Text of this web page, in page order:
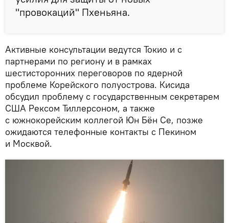
"провокаций" Пхеньяна.
Активные консультации ведутся Токио и с
партнерами по региону и в рамках
шестисторонних переговоров по ядерной
проблеме Корейского полуострова. Кисида
обсудил проблему с государственным секретарем
США Рексом Тиллерсоном, а также
с южнокорейским коллегой Юн Бён Се, позже
ожидаются телефонные контакты с Пекином
и Москвой.